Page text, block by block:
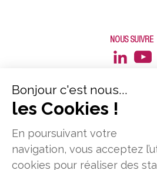
NOUS SUIVRE
Bonjour c'est nous...
les Cookies !
En poursuivant votre
navigation, vous acceptez
cookies pour réaliser des